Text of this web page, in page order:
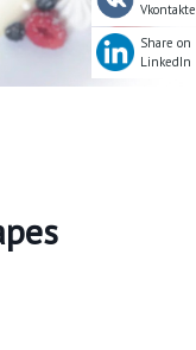
Vkontakte
Share on
LinkedIn